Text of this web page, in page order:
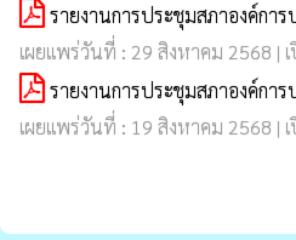
รายงานการประชุมสภาองค์ก
เผยแพร่วันที่ : 29 สิงหาคม 2568 |
รายงานการประชุมสภาองค์ก
เผยแพร่วันที่ : 19 สิงหาคม 2568 |